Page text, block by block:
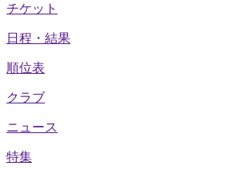
チケット
日程・結果
順位表
クラブ
ニュース
特集